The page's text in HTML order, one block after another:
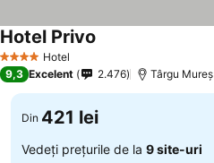
4 Stele Hotel
Hotel Privo
9,3 Excelent 2.476 Târgu Mureș
Din 421 lei
Vedeți prețurile de la 9 site-uri